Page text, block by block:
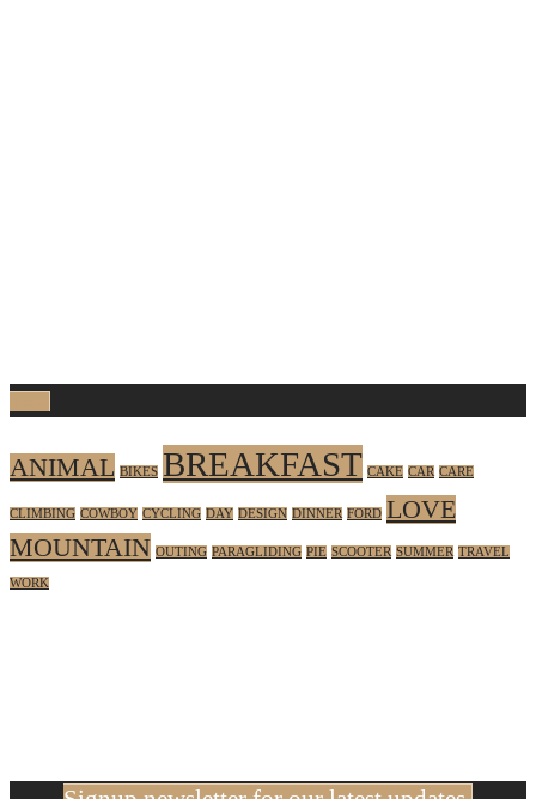
ANIMAL BIKES BREAKFAST CAKE CAR CARE
CLIMBING COWBOY CYCLING DAY DESIGN DINNER FORD LOVE
MOUNTAIN OUTING PARAGLIDING PIE SCOOTER SUMMER TRAVEL
WORK